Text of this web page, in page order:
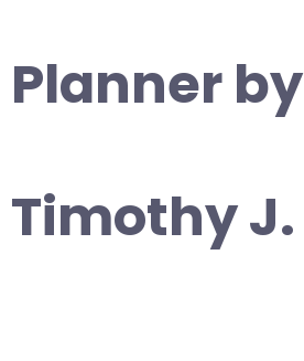
Planner by
Timothy J.